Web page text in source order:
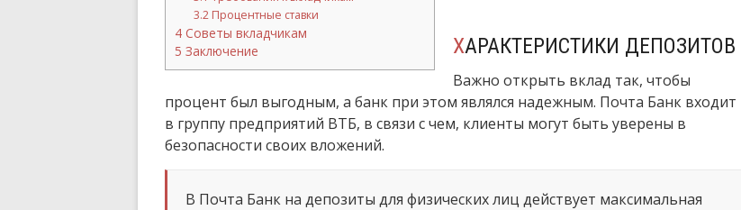
3.2Процентные ставки
4 Советы вкладчикам
5 Заключение ХАРАКТЕРИСТИКИ ДЕПОЗИТОВ
Важно открыть вклад так, чтобы
процент был выгодным, а банк при этом являлся надежным. Почта Банк входит
в группу предприятий ВТБ, в связи с чем, клиенты могут быть уверены в
безопасности своих вложений.
В Почта Банк на депозиты для физических лиц действует максимальная